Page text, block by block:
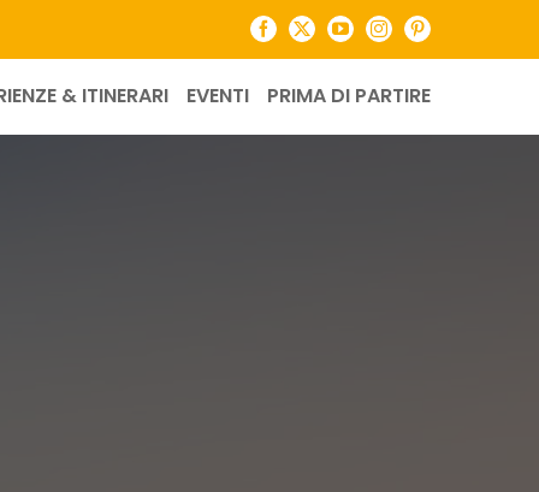
Facebook
X YouTubeInstagramPinterest
& ITINERARI EVENTI PRIMA DI PARTIRE